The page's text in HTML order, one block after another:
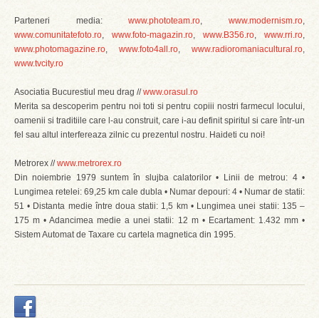
Parteneri media:www.phototeam.ro,www.modernism.ro,
www.comunitatefoto.ro, www.foto-magazin.ro, www.B356.ro, www.rri.ro,
www.photomagazine.ro, www.foto4all.ro, www.radioromaniacultural.ro,
www.tvcity.ro
Asociatia Bucurestiul meu drag //www.orasul.ro
Merita sa descoperim pentru noi toti si pentru copiii nostri farmecul locului,
oamenii si traditiile care l-au construit, care i-au definit spiritul si care într-un
fel sau altul interfereaza zilnic cu prezentul nostru. Haideti cu noi!
Metrorex //www.metrorex.ro
Din noiembrie 1979 suntem în slujba calatorilor • Linii de metrou: 4 •
Lungimea retelei: 69,25 km cale dubla • Numar depouri: 4 • Numar de statii:
51 • Distanta medie între doua statii: 1,5 km • Lungimea unei statii: 135 –
175 m • Adancimea medie a unei statii: 12 m • Ecartament: 1.432 mm •
Sistem Automat de Taxare cu cartela magnetica din 1995.